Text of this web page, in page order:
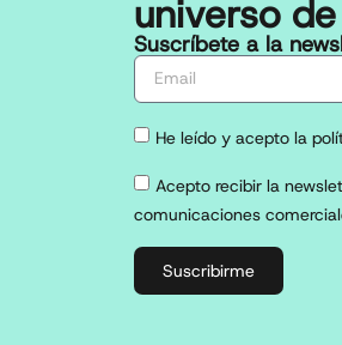
universo
Suscríbete a la
He leído y acepto la
Acepto recibir la
comunicaciones
Suscribirme